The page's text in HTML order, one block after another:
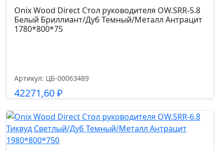
Onix Wood Direct Стол руководителя OW.SRR-5.8
Белый Бриллиант/Дуб Темный/Металл Антрацит
1780*800*75
Артикул: ЦБ-00063489
42271,60₽
Подробнее